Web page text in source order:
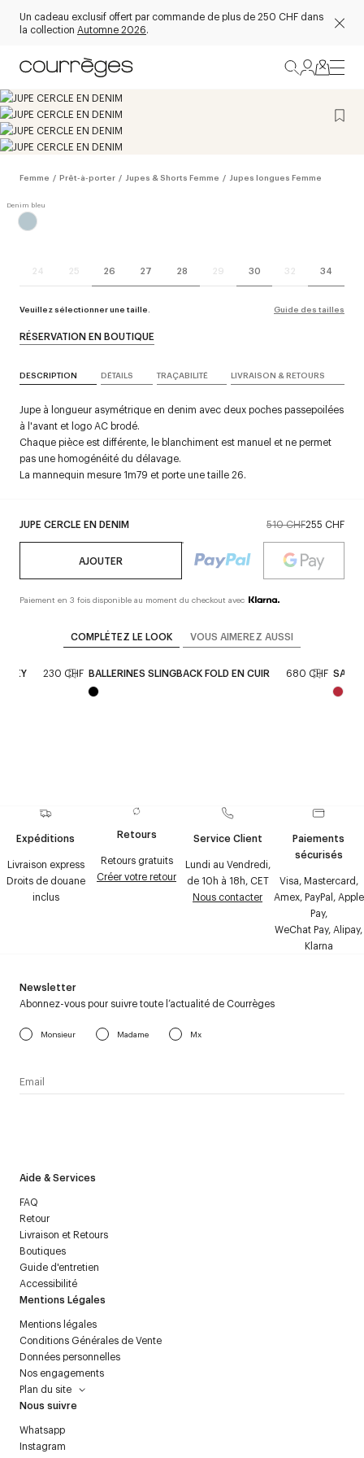
Un cadeau exclusif offert par commande de plus de 250 CHF dans
la collection Automne 2026.
Femme / Prêt-à-porter / Jupes & Shorts Femme / Jupes longues Femme
24 25 26 27 28 29 30 32 34
Veuillez sélectionner une taille. Guide des tailles
JUPE CERCLE EN DENIM 510 CHF255 CHF
AJOUTER
Paiement en 3 fois disponible au moment du checkout avec
RÉSERVATION EN BOUTIQUE
DESCRIPTION DÉTAILS TRAÇABILITÉ LIVRAISON & RETOURS
Jupe à longueur asymétrique en denim avec deux poches passepoilées
à l'avant et logo AC brodé.
Chaque pièce est différente, le blanchiment est manuel et ne permet
pas une homogénéité du délavage.
La mannequin mesure 1m79 et porte une taille 26.
COMPLÉTEZ LE LOOK VOUS AIMEREZ AUSSI
230 CHF BALLERINES SLINGBACK FOLD EN CUIR 680 CHF SAC
Expéditions
Livraison express
Droits de douane
inclus
Retours
Retours gratuits
Créer votre retour
Service Client
Lundi au Vendredi,
de 10h à 18h, CET
Nous contacter
Paiements
sécurisés
Visa, Mastercard,
Amex, PayPal, Apple
Pay,
WeChat Pay, Alipay,
Klarna
Aide & Services
FAQ
Retour
Livraison et Retours
Boutiques
Guide d'entretien
Accessibilité
Mentions Légales
Mentions légales
Conditions Générales de Vente
Données personnelles
Nos engagements
Plan du site
Nous suivre
Whatsapp
Instagram
Newsletter
Abonnez-vous pour suivre toute l’actualité de Courrèges
Monsieur Madame Mx